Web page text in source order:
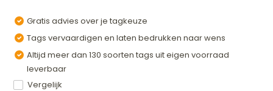
Gratis advies over je tagkeuze
Tags vervaardigen en laten bedrukken naar wens
Altijd meer dan 130 soorten tags uit eigen voorraad
leverbaar
Vergelijk